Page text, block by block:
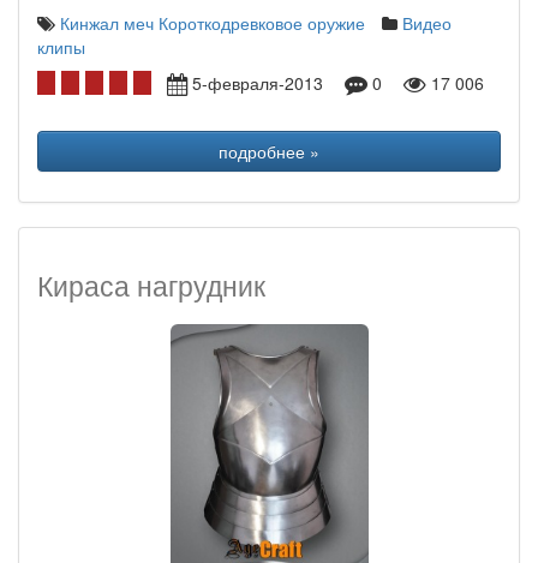
Кинжал меч Короткодревковое оружие
Видео
клипы
5-февраля-2013
0 17 006
подробнее »
Кираса нагрудник